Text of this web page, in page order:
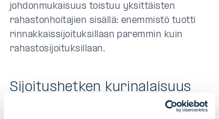
johdonmukaisuus toistuu yksittäisten
rahastonhoitajien sisällä: enemmistö tuotti
rinnakkaissijoituksillaan paremmin kuin
rahastosijoituksillaan.
Sijoitushetken kurinalaisuus